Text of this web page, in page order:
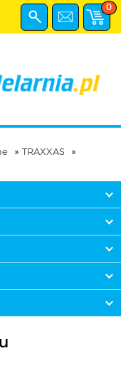
0
TRAXXAS